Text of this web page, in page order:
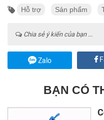
Hỗ trợ Sản phẩm
Chia sẻ ý kiến của bạn ...
Zalo
BẠN CÓ